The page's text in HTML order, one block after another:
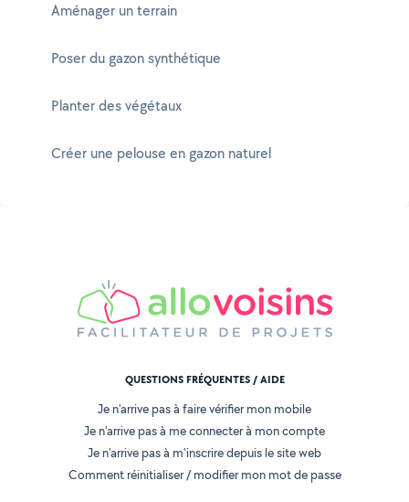
Aménager un terrain
Poser du gazon synthétique
Planter des végétaux
Créer une pelouse en gazon naturel
QUESTIONS FRÉQUENTES / AIDE
Je n'arrive pas à faire vérifier mon mobile
Je n'arrive pas à me connecter à mon compte
Je n'arrive pas à m'inscrire depuis le site web
Comment réinitialiser / modifier mon mot de passe